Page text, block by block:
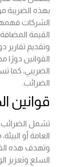
بهذه الضريبة
الشركات
القيمة
وتقديم تقارير
القوانين دورًا
الضريبي، كما
الضرائب.
قوانين
تشمل الضرائب
العامة أو
وتهدف هذه
السلع وتعزيز